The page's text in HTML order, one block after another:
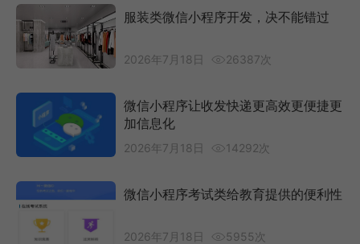
服装类微信小程序开发，决不能错过
2026年7月18日 26387次
微信小程序让收发快递更高效更便捷更
加信息化
2026年7月18日 14292次
微信小程序考试类给教育提供的便利性
2026年7月18日 5955次